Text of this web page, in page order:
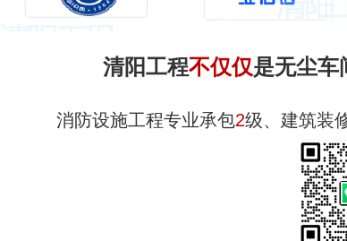
清阳工程不仅仅是无尘车
消防设施工程专业承包2级、建筑装